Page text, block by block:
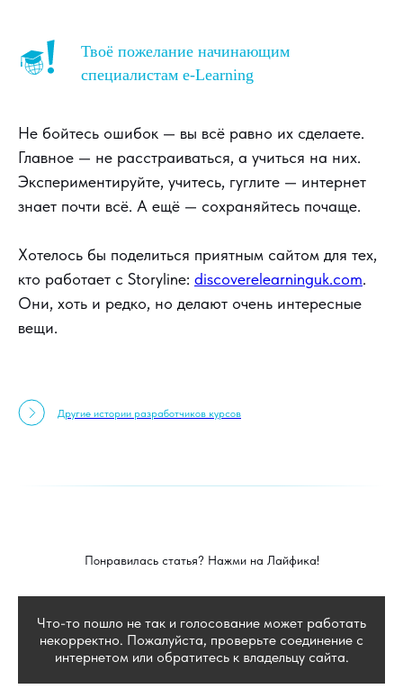
Твоё пожелание начинающим
специалистам e-Learning
Не бойтесь ошибок — вы всё равно их сделаете.
Главное — не расстраиваться, а учиться на них.
Экспериментируйте, учитесь, гуглите — интернет
знает почти всё. А ещё — сохраняйтесь почаще.
Хотелось бы поделиться приятным сайтом для тех,
кто работает с Storyline: discoverelearninguk.com.
Они, хоть и редко, но делают очень интересные
вещи.
Другие истории разработчиков курсов
Понравилась статья? Нажми на Лайфика!
Что-то пошло не так и голосование может работать
некорректно. Пожалуйста, проверьте соединение с
интернетом или обратитесь к владельцу сайта.